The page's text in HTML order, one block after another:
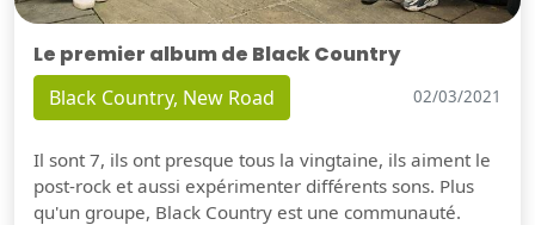
Le premier album de Black Country
Black Country, New Road 02/03/2021
Il sont 7, ils ont presque tous la vingtaine, ils aiment le
post-rock et aussi expérimenter différents sons. Plus
qu'un groupe, Black Country est une communauté.